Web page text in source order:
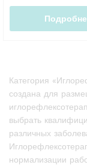
Категория
создана для
выбрать
различных
нормализации